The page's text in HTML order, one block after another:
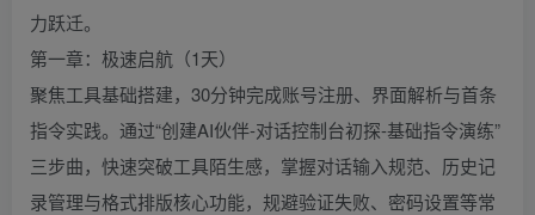
力跃迁。
第一章：极速启航（1天）
聚焦工具基础搭建，30分钟完成账号注册、界面解析与首条
指令实践。通过“创建AI伙伴-对话控制台初探-基础指令演练”
三步曲，快速突破工具陌生感，掌握对话输入规范、历史记
录管理与格式排版核心功能，规避验证失败、密码设置等常